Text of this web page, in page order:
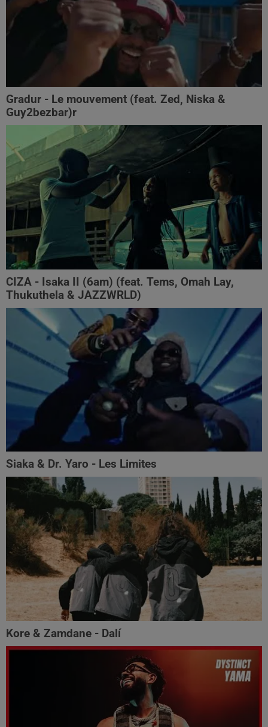
Gradur - Le mouvement (feat. Zed, Niska &
Guy2bezbar)r
CIZA - Isaka II (6am) (feat. Tems, Omah Lay,
Thukuthela & JAZZWRLD)
Siaka & Dr. Yaro - Les Limites
Kore & Zamdane - Dalí